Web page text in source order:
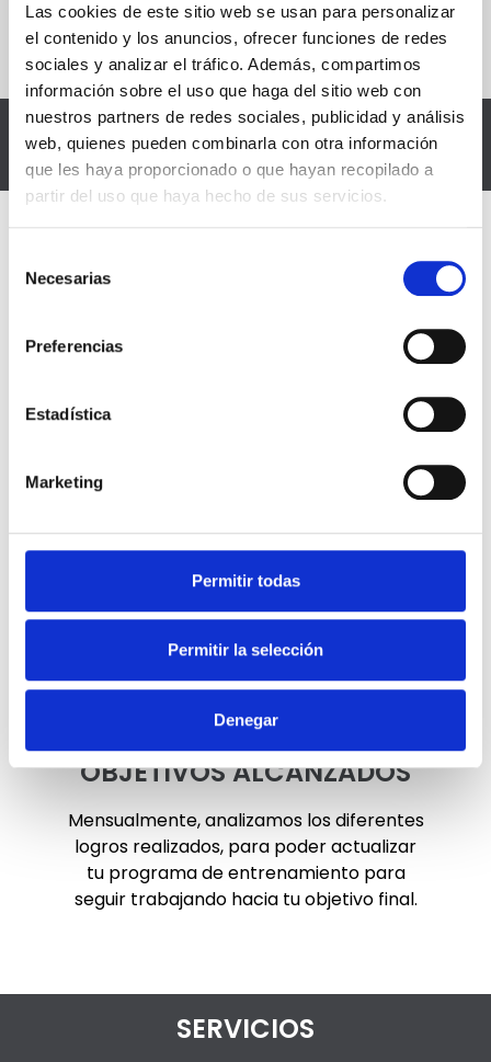
Las cookies de este sitio web se usan para personalizar
el contenido y los anuncios, ofrecer funciones de redes
sociales y analizar el tráfico. Además, compartimos
información sobre el uso que haga del sitio web con
nuestros partners de redes sociales, publicidad y análisis
web, quienes pueden combinarla con otra información
que les haya proporcionado o que hayan recopilado a
partir del uso que haya hecho de sus servicios.
Necesarias
Preferencias
Estadística
Marketing
Permitir todas
Permitir la selección
Denegar
Mira todos nuestros planes
CÓMO LO HACEMOS
OPOSICIONES FÍSICAS
Te preparamos para pasar las pruebas
SEGUIMIENTO
Durante todas las sesiones, evaluamos
el trabajo del opositor, para seguir
mejorando.
OBJETIVOS ALCANZADOS
Mensualmente, analizamos los diferentes
logros realizados, para poder actualizar
tu programa de entrenamiento para
seguir trabajando hacia tu objetivo final.
SERVICIOS